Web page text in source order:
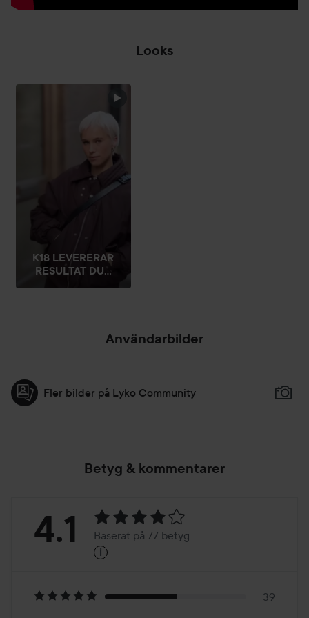
Looks
HOPPA ÖVER SEKTIONEN
K18 LEVERERAR
RESULTAT DU...
Användarbilder
Fler bilder på Lyko Community
Betyg & kommentarer
Betyg:
Baserat
4.1 Baserat på 77 betyg
i
39